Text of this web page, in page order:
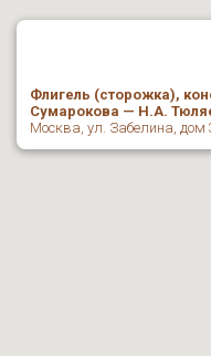
Флигель (сторожка),
Сумарокова — Н.А.
Москва, ул. Забелина, дом